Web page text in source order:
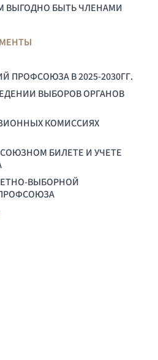
ВЫГОДНО БЫТЬ ЧЛЕНАМИ
ПРОФСОЮЗА В 2025-2030ГГ.
ВЫБОРОВ ОРГАНОВ
КОМИССИЯХ
БИЛЕТЕ И УЧЕТЕ
ВЫБОРНОЙ